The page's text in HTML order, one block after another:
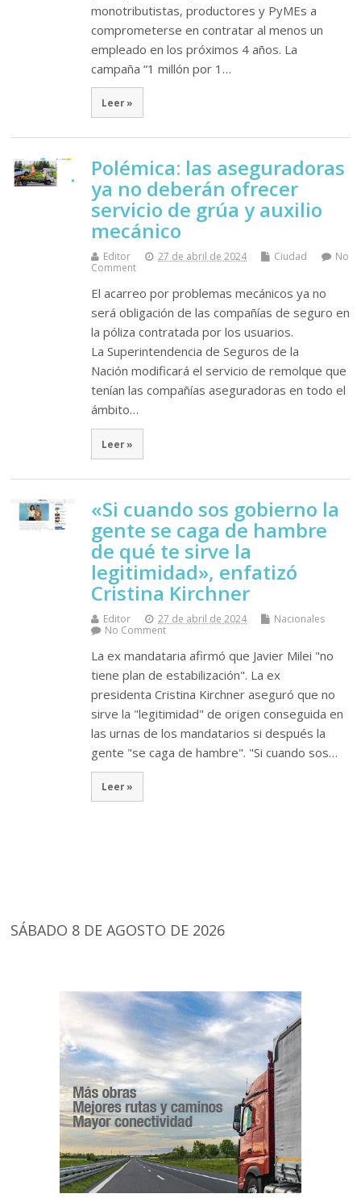
monotributistas, productores y PyMEs a
comprometerse en contratar al menos un
empleado en los próximos 4 años. La
campaña “1 millón por 1…
Leer »
Polémica: las aseguradoras
ya no deberán ofrecer
servicio de grúa y auxilio
mecánico
Editor 27 de abril de 2024 Ciudad
No
Comment
El acarreo por problemas mecánicos ya no
será obligación de las compañías de seguro en
la póliza contratada por los usuarios.
La Superintendencia de Seguros de la
Nación modificará el servicio de remolque que
tenían las compañías aseguradoras en todo el
ámbito…
Leer »
«Si cuando sos gobierno la
gente se caga de hambre
de qué te sirve la
legitimidad», enfatizó
Cristina Kirchner
Editor 27 de abril de 2024
Nacionales
No Comment
La ex mandataria afirmó que Javier Milei "no
tiene plan de estabilización". La ex
presidenta Cristina Kirchner aseguró que no
sirve la "legitimidad" de origen conseguida en
las urnas de los mandatarios si después la
gente "se caga de hambre". "Si cuando sos…
Leer »
SÁBADO 8 DE AGOSTO DE 2026